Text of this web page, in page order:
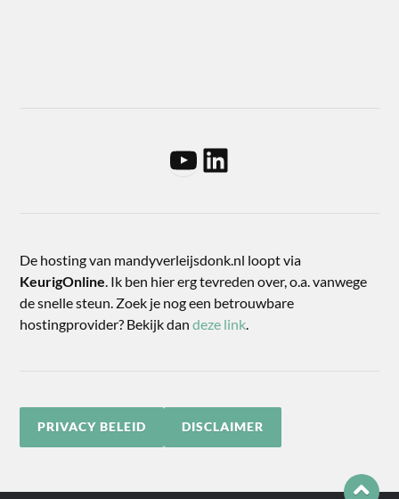
De hosting van mandyverleijsdonk.nl loopt via
KeurigOnline . Ik ben hier erg tevreden over, o.a. vanwege
de snelle steun. Zoek je nog een betrouwbare
hostingprovider? Bekijk dandeze link
PRIVACY BELEID DISCLAIMER